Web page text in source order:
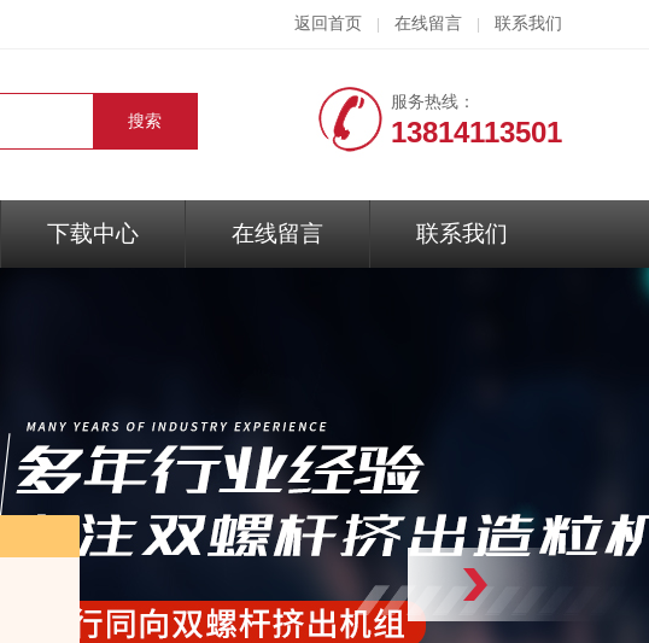
返回首页 在线留言 联系我们
服务热线：
13814113501
下载中心 在线留言 联系我们